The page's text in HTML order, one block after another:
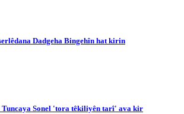
Dadgeha Bingehîn hat kirin
Tuncaya Sonel 'tora têkiliyên tarî' ava kir